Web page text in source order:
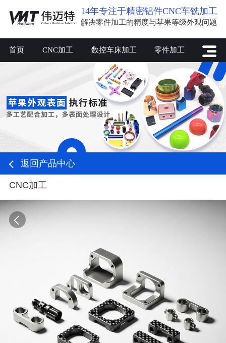
14年专注于精密铝件CNC车铣加工
解决零件加工的精度与苹果等级外观问题
首页 CNC加工 数控车床加工 零件加工
返回产品中心
CNC加工